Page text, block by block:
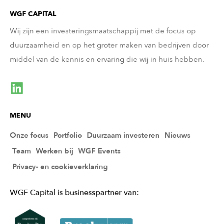
WGF CAPITAL
Wij zijn een investeringsmaatschappij met de focus op
duurzaamheid en op het groter maken van bedrijven door
middel van de kennis en ervaring die wij in huis hebben.
MENU
Onze focus Portfolio Duurzaam investeren Nieuws
Team Werken bij WGF Events
Privacy- en cookieverklaring
WGF Capital is businesspartner van: